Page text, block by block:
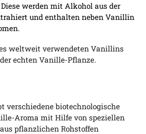
werden mit Alkohol aus der
und enthalten neben Vanillin
weltweit verwendeten Vanillins
echten Vanille-Pflanze.
verschiedene biotechnologische
Aroma mit Hilfe von speziellen
pflanzlichen Rohstoffen